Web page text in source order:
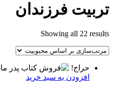
تربیت فرزندان
Showing all 22 results
popularity
حراج!
افزودن به سبد خرید